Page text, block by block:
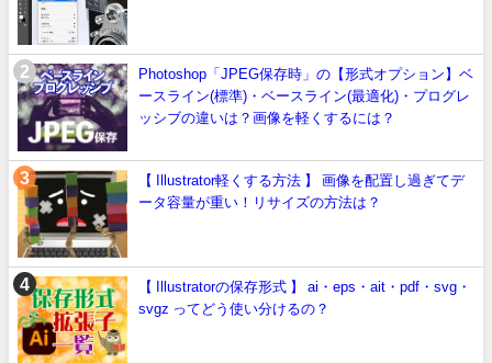
Photoshop「JPEG保存時」の【形式オプション】ベ
ースライン(標準)・ベースライン(最適化)・プログレ
ッシブの違いは？画像を軽くするには？
【 Illustrator軽くする方法 】 画像を配置し過ぎてデ
ータ容量が重い！リサイズの方法は？
【 Illustratorの保存形式 】 ai・eps・ait・pdf・svg・
svgz ってどう使い分けるの？